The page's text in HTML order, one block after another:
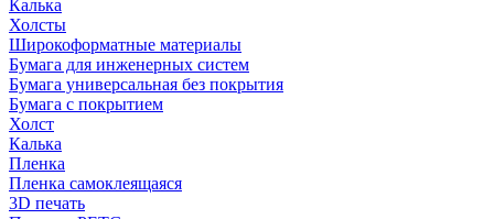
Калька
Холсты
Широкоформатные материалы
Бумага для инженерных систем
Бумага универсальная без покрытия
Бумага с покрытием
Холст
Калька
Пленка
Пленка самоклеящаяся
3D печать